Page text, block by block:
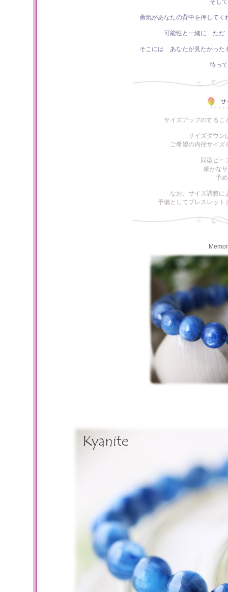
そし
勇気があなたの背中を押して
可能性と一緒に ただ
そこには あなたが見たかっ
待っ
サイズアップのするこ
サイズダウン
ご希望の内径サイズ
同型ビー
細かな
予
なお、サイズ調整に
予備としてブレスレット